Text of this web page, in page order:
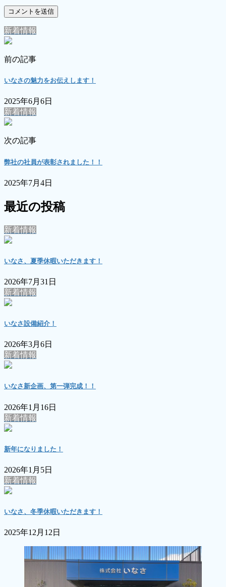
新着情報
前の記事
いなさの魅力をお伝えします！
2025年6月6日
新着情報
次の記事
弊社の社員が表彰されました！！
2025年7月4日
最近の投稿
新着情報
いなさ、夏季休暇いただきます！
2026年7月31日
新着情報
いなさ設備紹介！
2026年3月6日
新着情報
いなさ新企画、第一弾完成！！
2026年1月16日
新着情報
新年になりました！
2026年1月5日
新着情報
いなさ、冬季休暇いただきます！
2025年12月12日